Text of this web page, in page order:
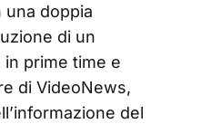
una doppia
di un
prime time e
di VideoNews,
del